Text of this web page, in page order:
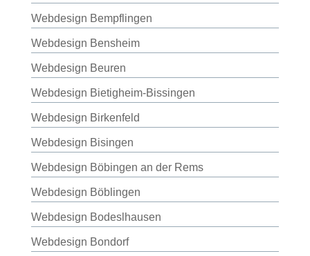
Webdesign Bempflingen
Webdesign Bensheim
Webdesign Beuren
Webdesign Bietigheim-Bissingen
Webdesign Birkenfeld
Webdesign Bisingen
Webdesign Böbingen an der Rems
Webdesign Böblingen
Webdesign Bodeslhausen
Webdesign Bondorf